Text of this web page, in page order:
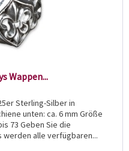
Wappen...
Sterling-Silber in
unten: ca. 6 mm Größe
73 Geben Sie die
werden alle verfügbaren...